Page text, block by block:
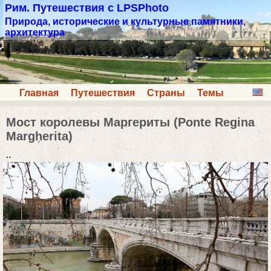
Рим. Путешествия с LPSPhoto
Природа, исторические и культурные памятники,
архитектура
Главная Путешествия Страны Темы
Мост королевы Маргериты (Ponte Regina
Margherita)
..